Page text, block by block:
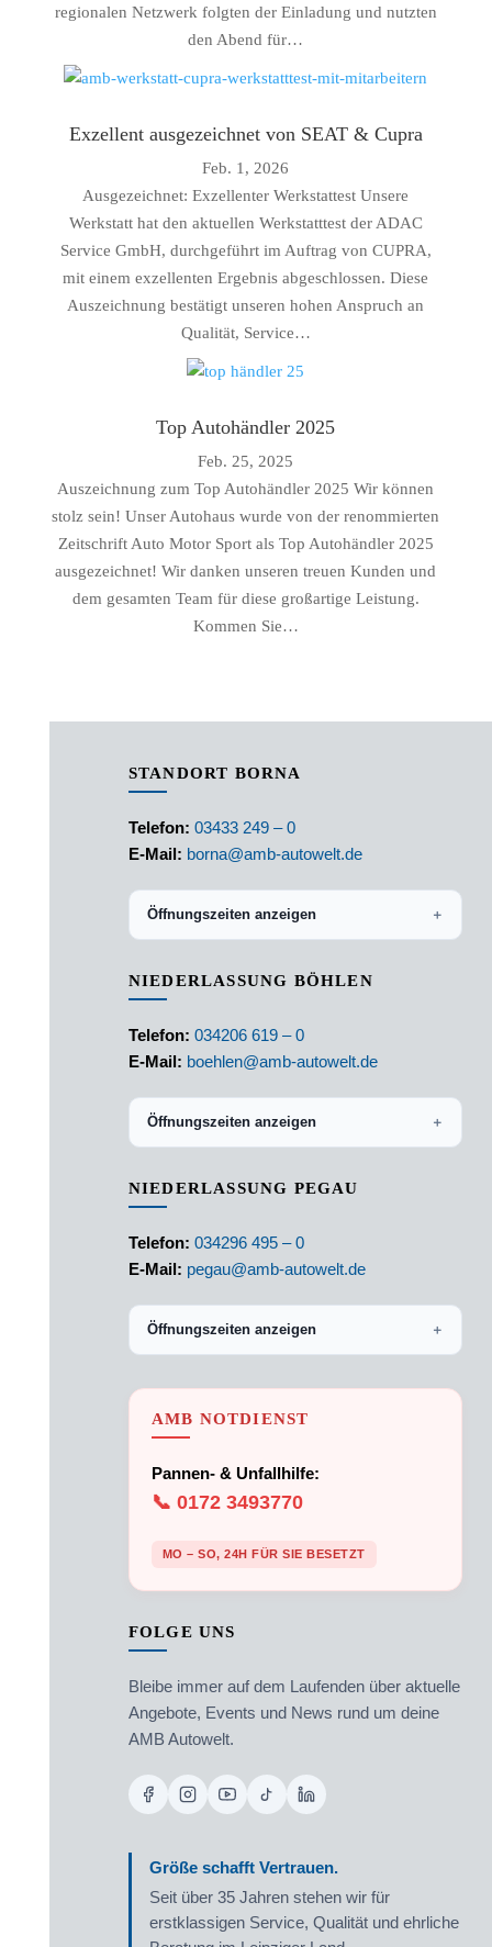
regionalen Netzwerk folgten der Einladung und nutzten
den Abend für…
Exzellent ausgezeichnet von SEAT & Cupra
Feb. 1, 2026
Ausgezeichnet: Exzellenter Werkstattest Unsere
Werkstatt hat den aktuellen Werkstatttest der ADAC
Service GmbH, durchgeführt im Auftrag von CUPRA,
mit einem exzellenten Ergebnis abgeschlossen. Diese
Auszeichnung bestätigt unseren hohen Anspruch an
Qualität, Service…
Top Autohändler 2025
Feb. 25, 2025
Auszeichnung zum Top Autohändler 2025 Wir können
stolz sein! Unser Autohaus wurde von der renommierten
Zeitschrift Auto Motor Sport als Top Autohändler 2025
ausgezeichnet! Wir danken unseren treuen Kunden und
dem gesamten Team für diese großartige Leistung.
Kommen Sie…
STANDORT BORNA
Telefon: 03433 249 – 0
E-Mail: borna@amb-autowelt.de
Öffnungszeiten anzeigen ＋
NIEDERLASSUNG BÖHLEN
Telefon: 034206 619 – 0
E-Mail: boehlen@amb-autowelt.de
Öffnungszeiten anzeigen ＋
NIEDERLASSUNG PEGAU
Telefon: 034296 495 – 0
E-Mail: pegau@amb-autowelt.de
Öffnungszeiten anzeigen ＋
AMB NOTDIENST
Pannen- & Unfallhilfe:
📞 0172 3493770
MO – SO, 24H FÜR SIE BESETZT
FOLGE UNS
Bleibe immer auf dem Laufenden über aktuelle
Angebote, Events und News rund um deine
AMB Autowelt.
Größe schafft Vertrauen.
Seit über 35 Jahren stehen wir für
erstklassigen Service, Qualität und ehrliche